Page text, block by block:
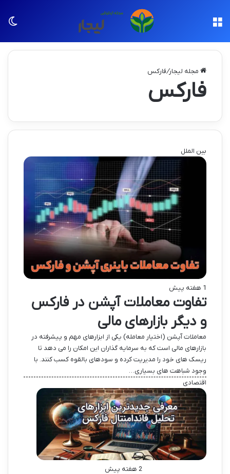
مجله لیجار/فارکس
فارکس
بین الملل
1 هفته پیش
تفاوت معاملات آپشن در فارکس
و دیگر بازارهای مالی
معاملات آپشن (اختیار معامله) یکی از ابزارهای مهم و پیشرفته در
بازارهای مالی است که به سرمایه گذاران این امکان را می دهد تا
ریسک های خود را مدیریت کرده و سودهای بالقوه کسب کنند. با
وجود شباهت های بسیاری…
اقتصادی
2 هفته پیش